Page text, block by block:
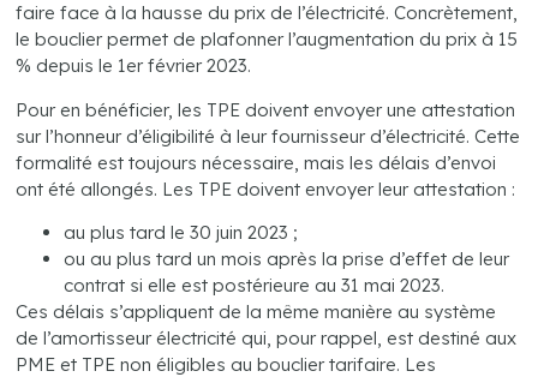
faire face à la hausse du prix de l’électricité. Concrètement,
le bouclier permet de plafonner l’augmentation du prix à 15
% depuis le 1er février 2023.
Pour en bénéficier, les TPE doivent envoyer une attestation
sur l’honneur d’éligibilité à leur fournisseur d’électricité. Cette
formalité est toujours nécessaire, mais les délais d’envoi
ont été allongés. Les TPE doivent envoyer leur attestation :
au plus tard le 30 juin 2023 ;
ou au plus tard un mois après la prise d’effet de leur
contrat si elle est postérieure au 31 mai 2023.
Ces délais s’appliquent de la même manière au système
de l’amortisseur électricité qui, pour rappel, est destiné aux
PME et TPE non éligibles au bouclier tarifaire. Les